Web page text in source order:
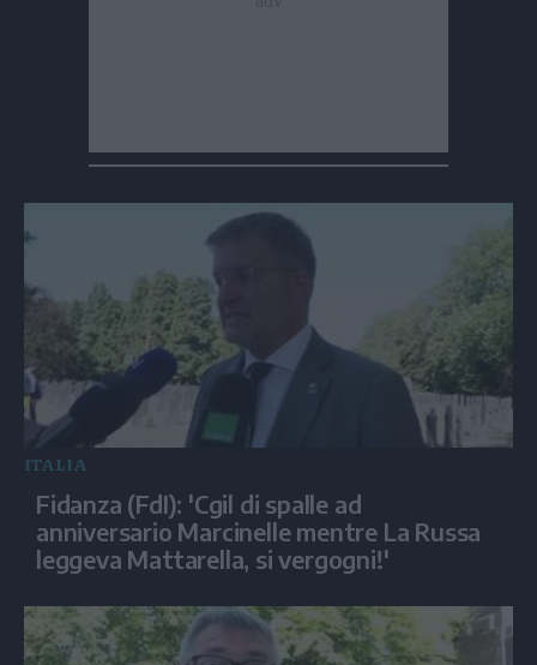
ITALIA
Fidanza (FdI): 'Cgil di spalle ad
anniversario Marcinelle mentre La Russa
leggeva Mattarella, si vergogni!'